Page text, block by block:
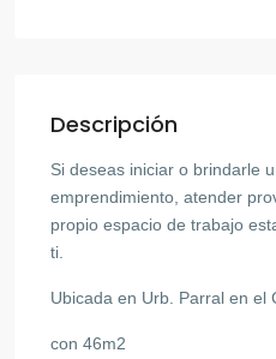
Descripción
Si deseas iniciar o brindarle
emprendimiento, atender
propio espacio de trabajo
ti.
Ubicada en Urb. Parral en el
con 46m2